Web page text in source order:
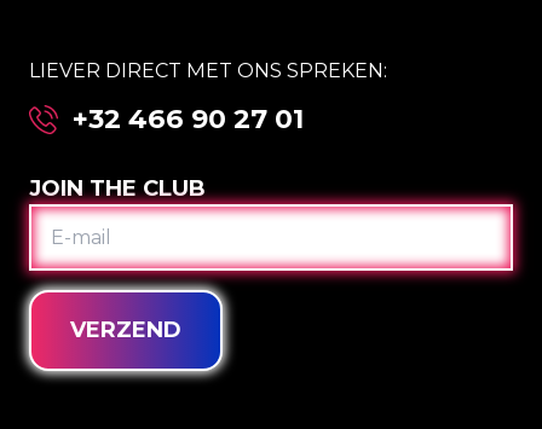
LIEVER DIRECT MET ONS SPREKEN:
+32 466 90 27 01
JOIN THE CLUB
E-
MAIL
VERZEND